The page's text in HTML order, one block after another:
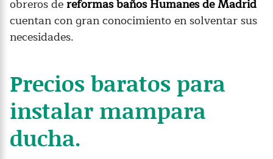
obreros dereformas baños Humanes de Madrid
cuentan con gran conocimiento en solventar sus
necesidades.
Precios baratos para
instalar mampara
ducha.